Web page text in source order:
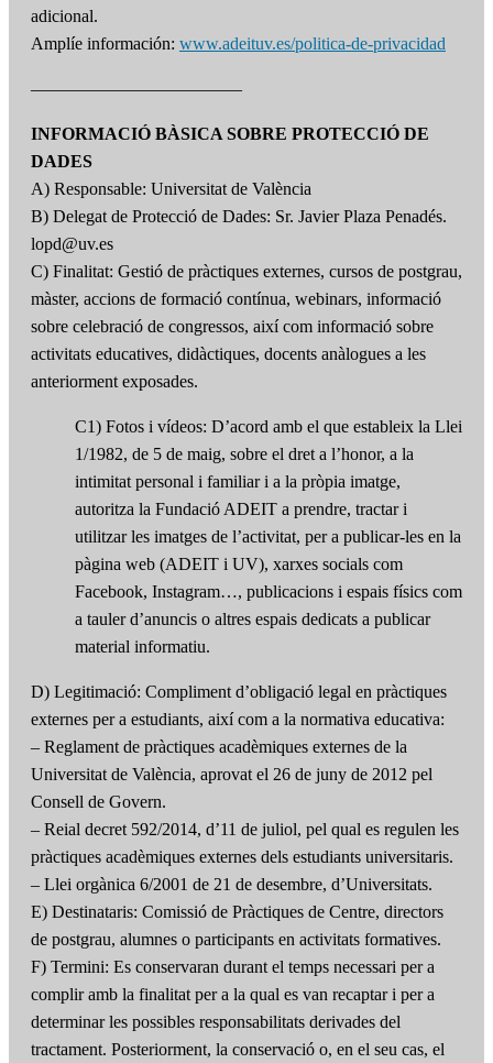
adicional.
Amplíe información: www.adeituv.es/politica-de-privacidad
————————————
INFORMACIÓ BÀSICA SOBRE PROTECCIÓ DE
DADES
A) Responsable: Universitat de València
B) Delegat de Protecció de Dades: Sr. Javier Plaza Penadés.
lopd@uv.es
C) Finalitat: Gestió de pràctiques externes, cursos de postgrau,
màster, accions de formació contínua, webinars, informació
sobre celebració de congressos, així com informació sobre
activitats educatives, didàctiques, docents anàlogues a les
anteriorment exposades.
C1) Fotos i vídeos: D’acord amb el que estableix la Llei
1/1982, de 5 de maig, sobre el dret a l’honor, a la
intimitat personal i familiar i a la pròpia imatge,
autoritza la Fundació ADEIT a prendre, tractar i
utilitzar les imatges de l’activitat, per a publicar-les en la
pàgina web (ADEIT i UV), xarxes socials com
Facebook, Instagram…, publicacions i espais físics com
a tauler d’anuncis o altres espais dedicats a publicar
material informatiu.
D) Legitimació: Compliment d’obligació legal en pràctiques
externes per a estudiants, així com a la normativa educativa:
– Reglament de pràctiques acadèmiques externes de la
Universitat de València, aprovat el 26 de juny de 2012 pel
Consell de Govern.
– Reial decret 592/2014, d’11 de juliol, pel qual es regulen les
pràctiques acadèmiques externes dels estudiants universitaris.
– Llei orgànica 6/2001 de 21 de desembre, d’Universitats.
E) Destinataris: Comissió de Pràctiques de Centre, directors
de postgrau, alumnes o participants en activitats formatives.
F) Termini: Es conservaran durant el temps necessari per a
complir amb la finalitat per a la qual es van recaptar i per a
determinar les possibles responsabilitats derivades del
tractament. Posteriorment, la conservació o, en el seu cas, el